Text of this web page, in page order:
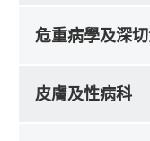
危重病學及深
皮膚及性病科